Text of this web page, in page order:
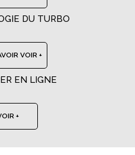
DU TURBO
VOIR +
EN LIGNE
+